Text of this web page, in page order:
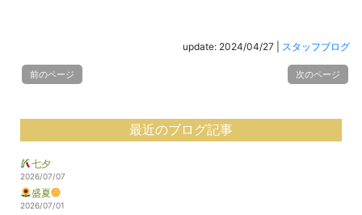
update: 2024/04/27 スタッフブログ
前のページ 次のページ
最近のブログ記事
七夕
2026/07/07
盛夏
2026/07/01